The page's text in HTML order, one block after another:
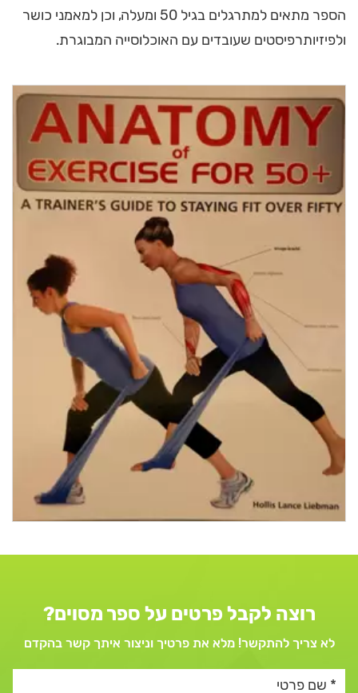
הספר מתאים למתרגלים בגיל 50 ומעלה, וכן למאמני כושר
ולפיזיותרפיסטים שעובדים עם האוכלוסייה המבוגרת.
רוצה לקבל פרטים על ספר מסוים?
לא צריך להתקשר! מלא את פרטיך וניצור איתך קשר בהקדם